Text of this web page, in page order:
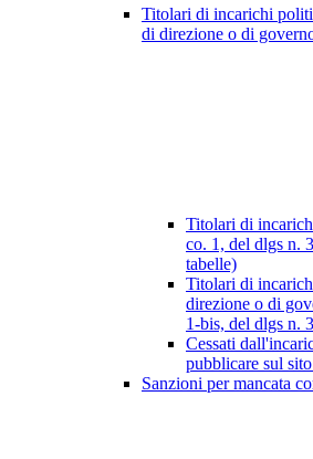
Titolari di incarichi
di direzione o di
Titolari di
co. 1, del dlgs n.
tabelle)
Titolari di
direzione o di
1-bis, del dlgs n.
Cessati
pubblicare sul
Sanzioni per mancata